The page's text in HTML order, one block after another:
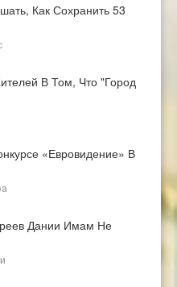
Как Сохранить 53
В Том, Что "город
«Евровидение» В
Дании Имам Не